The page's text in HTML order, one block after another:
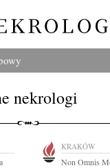
nekrologi
KRAKÓW
Non Omnis